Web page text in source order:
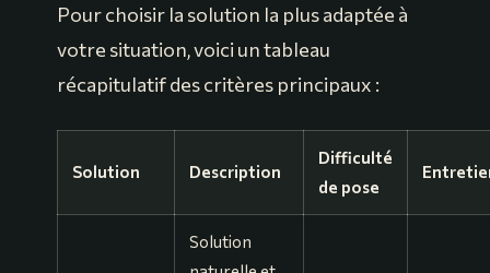
Pour choisir la solution la plus adaptée à
votre situation, voici un tableau
récapitulatif des critères principaux :
Solution Description
Difficulté
de pose
Solution